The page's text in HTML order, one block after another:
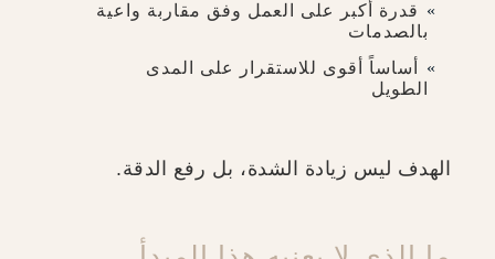
قدرة أكبر على العمل وفق مقاربة واعية
بالصدمات
أساساً أقوى للاستقرار على المدى
الطويل
الهدف ليس زيادة الشدة، بل رفع الدقة.